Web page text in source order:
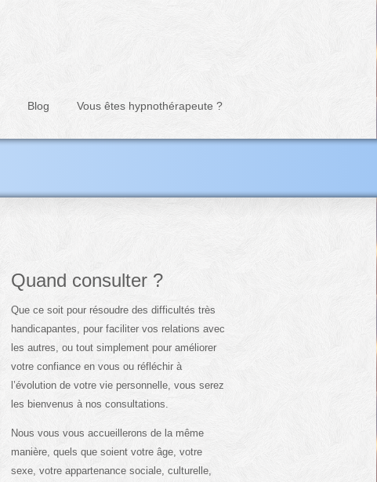
Blog Vous êtes hypnothérapeute ?
Quand consulter ?
Que ce soit pour résoudre des difficultés très
handicapantes, pour faciliter vos relations avec
les autres, ou tout simplement pour améliorer
votre confiance en vous ou réfléchir à
l’évolution de votre vie personnelle, vous serez
les bienvenus à nos consultations.
Nous vous vous accueillerons de la même
manière, quels que soient votre âge, votre
sexe, votre appartenance sociale, culturelle,